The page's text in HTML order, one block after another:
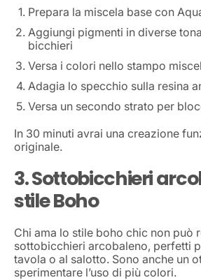
Prepara la miscela base con
Aggiungi pigmenti in diverse
bicchieri
Versa i colori nello stampo
Adagia lo specchio sulla resina
Versa un secondo strato per
In 30 minuti avrai una creazione
originale.
3. Sottobicchieri
stile Boho
Chi ama lo stile boho chic non può
sottobicchieri arcobaleno, perfetti
tavola o al salotto. Sono anche un
sperimentare l’uso di più colori.